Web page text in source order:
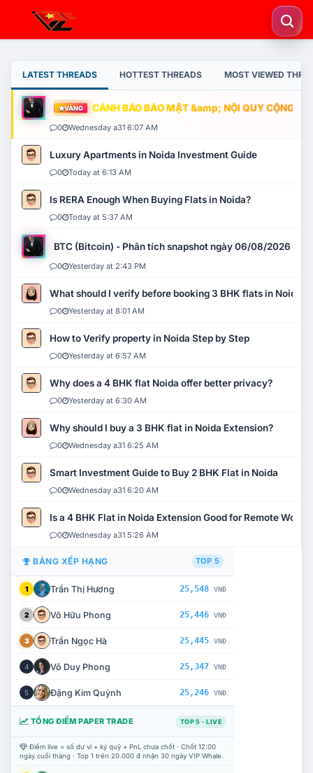
LATEST THREADS HOTTEST THREADS MOST VIEWED
VÀNG CẢNH BÁO BẢO MẬT &amp; NỘI QUY CỘNG
0 Wednesday a31 6:07 AM
Luxury Apartments in Noida Investment Guide
0 Today at 6:13 AM
Is RERA Enough When Buying Flats in Noida?
0 Today at 5:37 AM
BTC (Bitcoin) - Phân tích snapshot ngày 06/08/2026
0 Yesterday at 2:43 PM
What should I verify before booking 3 BHK flats in Noida?
0 Yesterday at 8:01 AM
How to Verify property in Noida Step by Step
0 Yesterday at 6:57 AM
Why does a 4 BHK flat Noida offer better privacy?
0 Yesterday at 6:30 AM
Why should I buy a 3 BHK flat in Noida Extension?
0 Wednesday a31 6:25 AM
Smart Investment Guide to Buy 2 BHK Flat in Noida
0 Wednesday a31 6:20 AM
Is a 4 BHK Flat in Noida Extension Good for Remote Work?
0 Wednesday a31 5:26 AM
BẢNG XẾP HẠNG TOP 5
1 Trần Thị Hương 25,548 VNĐ
2 Võ Hữu Phong 25,446 VNĐ
3 Trần Ngọc Hà 25,445 VNĐ
4 Võ Duy Phong 25,347 VNĐ
5 Đặng Kim Quỳnh 25,246 VNĐ
TỔNG ĐIỂM PAPER TRADE TOP 5 · LIVE
Điểm live = số dư ví + ký quỹ + PnL chưa chốt · Chốt 12:00
ngày cuối tháng · Top 1 trên 20.000 đ nhận 30 ngày VIP Whale.